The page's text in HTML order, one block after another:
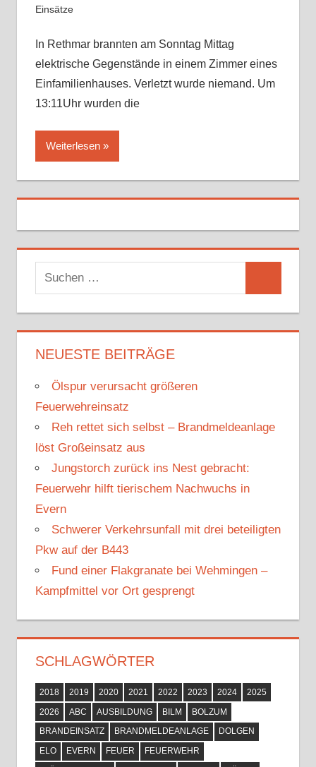
Einsätze
In Rethmar brannten am Sonntag Mittag
elektrische Gegenstände in einem Zimmer eines
Einfamilienhauses. Verletzt wurde niemand. Um
13:11Uhr wurden die
Weiterlesen
u
c
h
e
c
NEUESTE BEITRÄGE
Ölspur verursacht größeren
Feuerwehreinsatz
Reh rettet sich selbst – Brandmeldeanlage
löst Großeinsatz aus
Jungstorch zurück ins Nest gebracht:
Feuerwehr hilft tierischem Nachwuchs in
Evern
Schwerer Verkehrsunfall mit drei beteiligten
Pkw auf der B443
Fund einer Flakgranate bei Wehmingen –
Kampfmittel vor Ort gesprengt
SCHLAGWÖRTER
2018 2019 2020 2021 2022 2023 2024
2025
2026
ABC AUSBILDUNG BILM
BOLZUM
BRANDEINSATZ
BRANDMELDEANLAGE
DOLGEN
ELO
EVERN FEUER
FEUERWEHR